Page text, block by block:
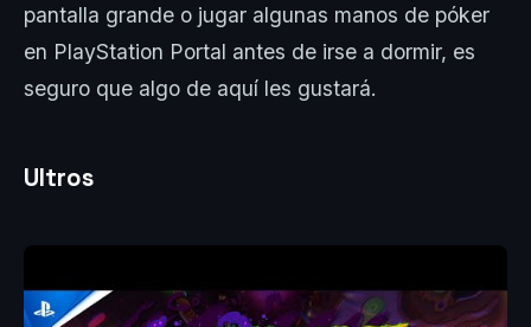
pantalla grande o jugar algunas manos de póker
en PlayStation Portal antes de irse a dormir, es
seguro que algo de aquí les gustará.
Ultros